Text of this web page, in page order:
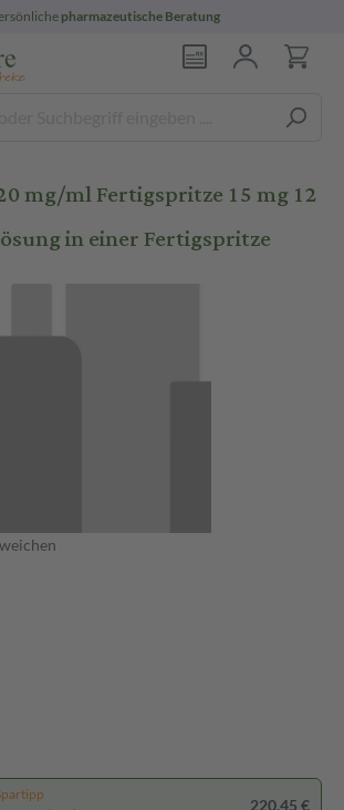
pharmazeutische Beratung
mg/ml Fertigspritze 15 mg 12
in einer Fertigspritze
220,45 €